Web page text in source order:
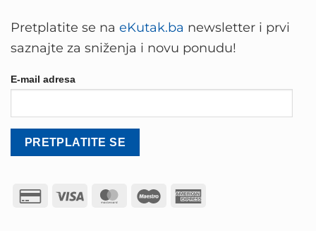
Pretplatite se na eKutak.ba newsletter i prvi
saznajte za sniženja i novu ponudu!
E-mail adresa
Credit
Visa MasterCard
Maestro